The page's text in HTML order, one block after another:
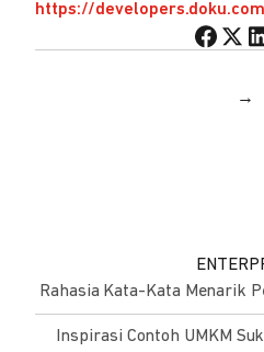
https://
→
Rahasia Kata-Kata Menarik
Inspirasi Contoh UMKM